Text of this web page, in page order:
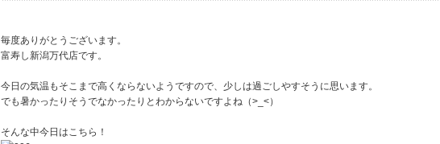
毎度ありがとうございます。
富寿し新潟万代店です。
今日の気温もそこまで高くならないようですので、少しは過ごしやすそうに思います。
でも暑かったりそうでなかったりとわからないですよね（>_<）
そんな中今日はこちら！